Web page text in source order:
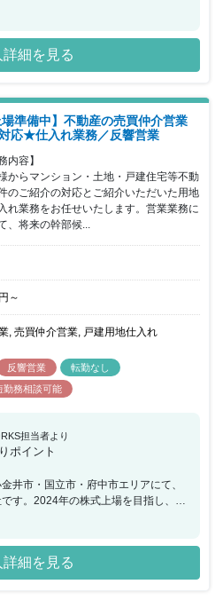
ョンブランド「RELIA（リライ
管理戸数1665件 空室件数0件 入居
。 今回、不動産再販事業の立ち上げ
ズからお任せできる事業責任者候補
ッフの統括、マネジメントも行い、
ンティブにより、
として、インセンティブ比率まで自
度の運用、社内研修や資格取得支援
成長を続けている同社で経験を活かし
いたします。
詳細を見る
準備中】不動産の売買仲介営業
応★仕入れ業務／反響営業
内容】
からマンション・土地・戸建住宅等不動
のご紹介の対応とご紹介いただいた用地
れ業務をお任せいたします。営業業務に
、将来の幹部候...
～
, 売買仲介営業, 戸建用地仕入れ
反響営業
転勤なし
勤務相談可能
担当者より
ポイント
井市・国立市・府中市エリアにて、
す。2024年の株式上場を目指し、支
す。そのため、マネジメントポジシ
トップクラスの営業マンが多数いる
きたい方、キャリアアップしたい方
約１ヶ月、本社にて座学研修があり
詳細を見る